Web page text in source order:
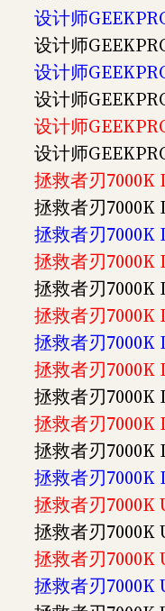
设计师
设计师
设计师
设计师
设计师
设计师
拯救者刃7000K
拯救者刃7000K
拯救者刃7000K
拯救者刃7000K
拯救者刃7000K
拯救者刃7000K
拯救者刃7000K
拯救者刃7000K
拯救者刃7000K
拯救者刃7000K
拯救者刃7000K
拯救者刃7000K
拯救者刃7000K
拯救者刃7000K
拯救者刃7000K
拯救者刃7000K